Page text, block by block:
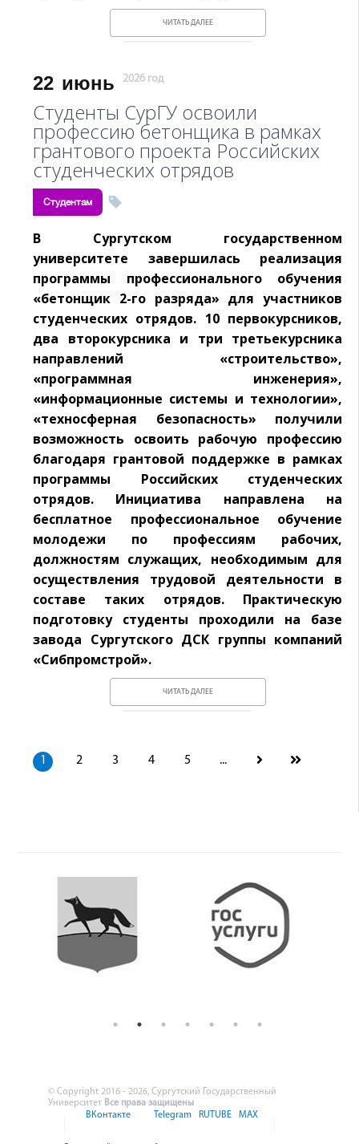
ЧИТАТЬ ДАЛЕЕ
22 июнь 2026 год
Студенты СурГУ освоили
профессию бетонщика в рамках
грантового проекта Российских
студенческих отрядов
Студентам
В Сургутском государственном
университете завершилась реализация
программы профессионального обучения
«бетонщик 2-го разряда» для участников
студенческих отрядов. 10 первокурсников,
два второкурсника и три третьекурсника
направлений «строительство»,
«программная инженерия»,
«информационные системы и технологии»,
«техносферная безопасность» получили
возможность освоить рабочую профессию
благодаря грантовой поддержке в рамках
программы Российских студенческих
отрядов. Инициатива направлена на
бесплатное профессиональное обучение
молодежи по профессиям рабочих,
должностям служащих, необходимым для
осуществления трудовой деятельности в
составе таких отрядов. Практическую
подготовку студенты проходили на базе
завода Сургутского ДСК группы компаний
«Сибпромстрой».
ЧИТАТЬ ДАЛЕЕ
1 2 3 4 5 ...
© Copyright 2016 - 2026, Сургутский Государственный
Университет Все права защищены
ВКонтакте
Telegram RUTUBE MAX